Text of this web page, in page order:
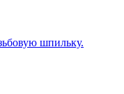
шпильку.